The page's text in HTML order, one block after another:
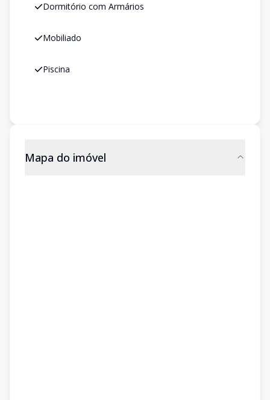
Dormitório com Armários
Mobiliado
Piscina
Mapa do imóvel